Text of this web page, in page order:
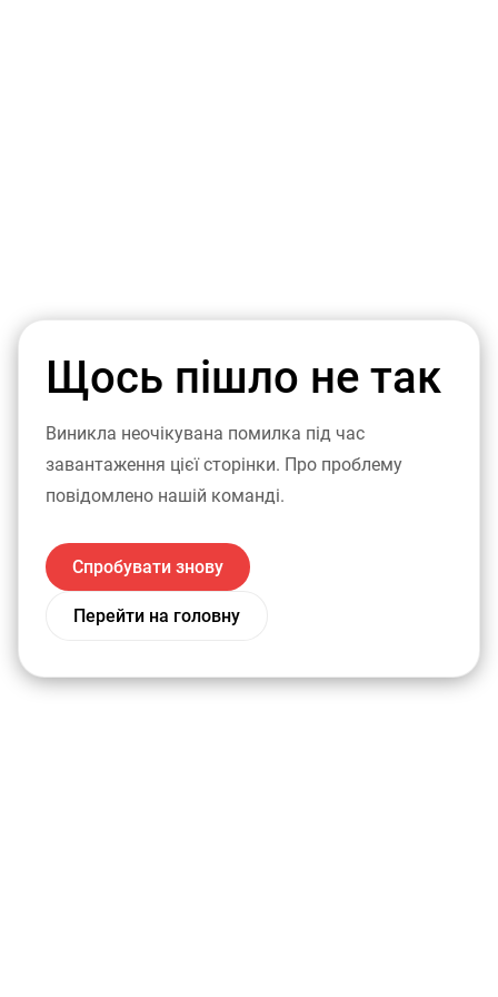
Щось пішло не так
Виникла неочікувана помилка під час
завантаження цієї сторінки. Про проблему
повідомлено нашій команді.
Спробувати знову
Перейти на головну